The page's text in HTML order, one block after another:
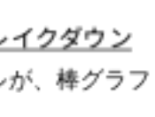
イクダウン
、棒グラ